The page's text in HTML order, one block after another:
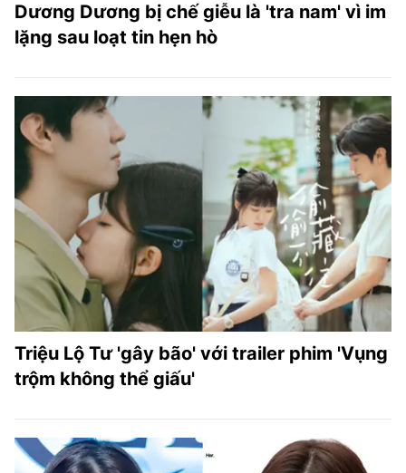
Dương Dương bị chế giễu là 'tra nam' vì im
lặng sau loạt tin hẹn hò
Triệu Lộ Tư 'gây bão' với trailer phim 'Vụng
trộm không thể giấu'